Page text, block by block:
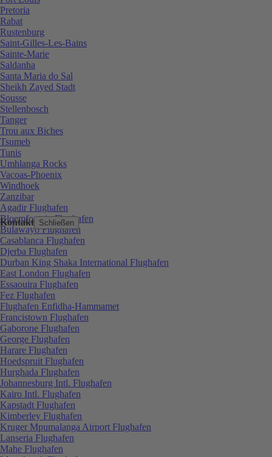
Kontakt Schließen
Pretoria
Rabat
Rustenburg
Saint-Gilles-Les-Bains
Sainte-Marie
Saldanha
Santa Maria do Sal
Sheikh Zayed Stadt
Sousse
Stellenbosch
Tanger
Trou aux Biches
Tsumeb
Tunis
Umhlanga Rocks
Vacoas-Phoenix
Windhoek
Zanzibar
Agadir Flughafen
Bloemfontein Flughafen
Bulawayo Flughafen
Casablanca Flughafen
Djerba Flughafen
Durban King Shaka International Flughafen
East London Flughafen
Essaouira Flughafen
Fez Flughafen
Flughafen Enfidha-Hammamet
Francistown Flughafen
Gaborone Flughafen
George Flughafen
Harare Flughafen
Hoedspruit Flughafen
Hurghada Flughafen
Johannesburg Intl. Flughafen
Kairo Intl. Flughafen
Kapstadt Flughafen
Kimberley Flughafen
Kruger Mpumalanga Airport Flughafen
Lanseria Flughafen
Mahe Flughafen